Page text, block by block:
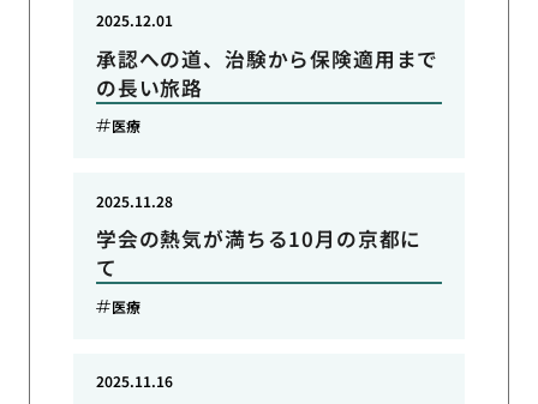
承認への道、治験から保険適用まで
の長い旅路
2025.12.01
医療
学会の熱気が満ちる10月の京都に
て
2025.11.28
医療
2025.11.16